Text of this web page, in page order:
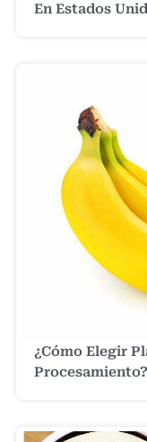
En Estados
¿Cómo Elegir
Procesamiento?